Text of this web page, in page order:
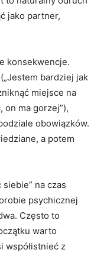
jako partner,
konsekwencje.
bardziej jak
miejsce na
on ma gorzej”),
obowiązków.
a potem
na czas
psychicznej
Często to
warto
współistnieć z